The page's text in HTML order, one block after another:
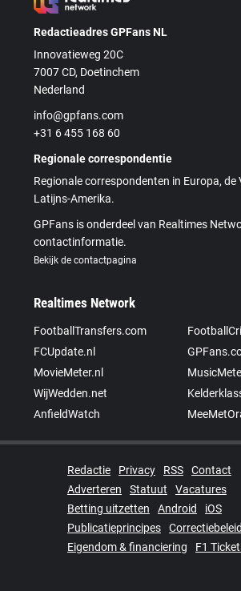
Redactieadres GPFans NL
Innovatieweg 20C
7007 CD, Doetinchem
Nederland
info@gpfans.com
+31 6 455 168 60
Regionale correspondentie
Regionale correspondenten in Europa, de
Latijns-Amerika.
GPFans is onderdeel van Realtimes
contactinformatie.
Bekijk de contactpagina
Realtimes Network
FootballTransfers.com
FCUpdate.nl
MovieMeter.nl
WijWedden.net
AnfieldWatch
Redactie Privacy RSS
Contact
Adverteren
Statuut
Vacatures
Betting uitzetten
Android
iOS
Publicatieprincipes
Correctiebeleid
Eigendom & financiering
F1